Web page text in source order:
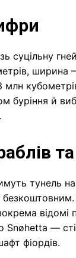
суцільну
ширина
млн
буріння й
тунель
відомі
Snøhetta —
фіордів.